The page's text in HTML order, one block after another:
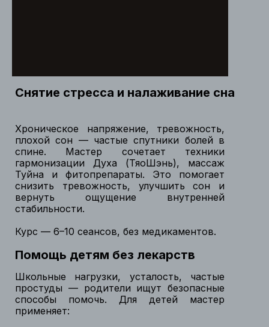
Школьные нагрузки, усталость, частые
простуды — родители ищут безопасные
способы помочь. Для детей мастер
применяет:
Хроническое напряжение, тревожность,
плохой сон — частые спутники болей в
спине. Мастер сочетает техники
гармонизации Духа (ТяоШэнь), массаж
Туйна и фитопрепараты. Это помогает
снизить тревожность, улучшить сон и
вернуть ощущение внутренней
стабильности.
Курс — 6–10 сеансов, без медикаментов.
Помощь детям без лекарств
Снятие стресса и налаживание сна